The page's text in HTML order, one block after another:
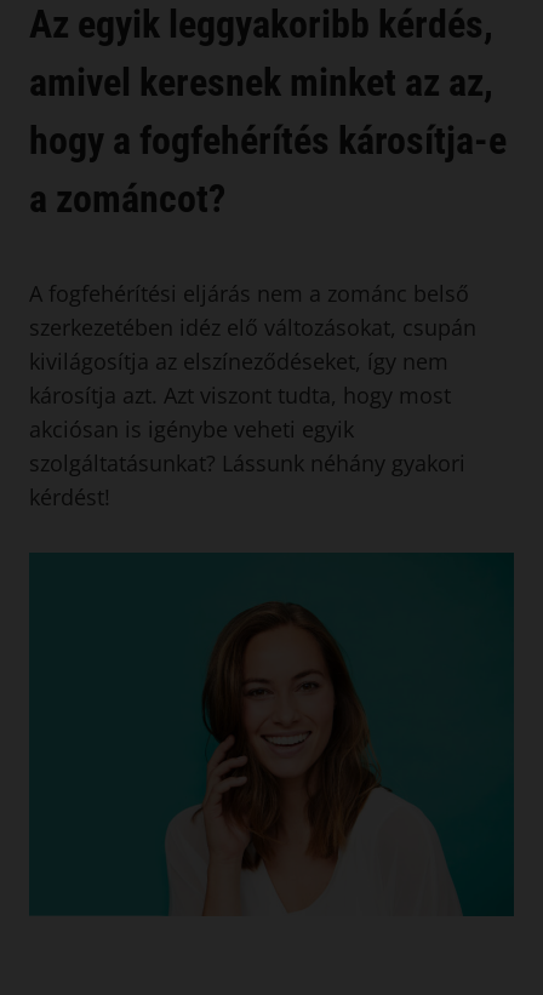
Az egyik leggyakoribb kérdés,
amivel keresnek minket az az,
hogy a fogfehérítés károsítja-e
a zománcot?
A fogfehérítési eljárás nem a zománc belső
szerkezetében idéz elő változásokat, csupán
kivilágosítja az elszíneződéseket, így nem
károsítja azt. Azt viszont tudta, hogy most
akciósan is igénybe veheti egyik
szolgáltatásunkat? Lássunk néhány gyakori
kérdést!